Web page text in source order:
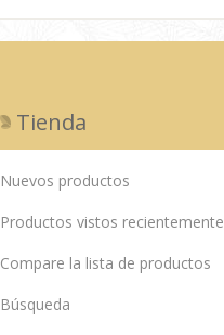
Tienda
Nuevos productos
Productos vistos recientemente
Compare la lista de productos
Búsqueda